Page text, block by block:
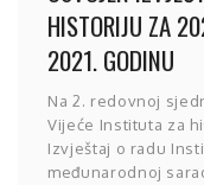
HISTORIJU ZA
2021. GODINU
Na 2. redovnoj
Vijeće Instituta za
Izvještaj o radu
međunarodnoj